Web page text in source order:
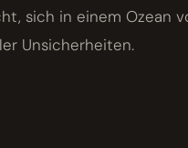
sich in einem Ozean
Unsicherheiten.